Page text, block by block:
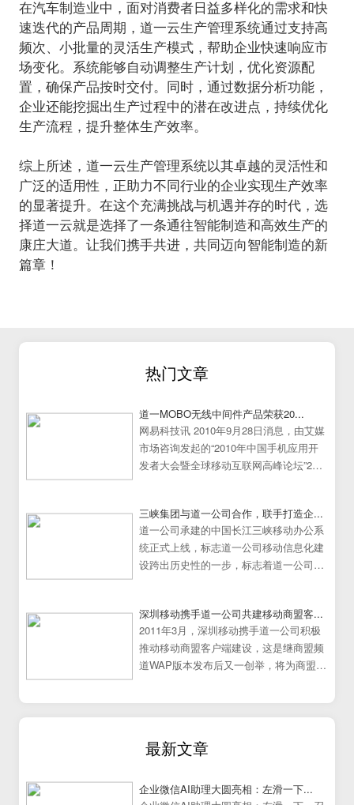
在汽车制造业中，面对消费者日益多样化的需求和快
速迭代的产品周期，道一云生产管理系统通过支持高
频次、小批量的灵活生产模式，帮助企业快速响应市
场变化。系统能够自动调整生产计划，优化资源配
置，确保产品按时交付。同时，通过数据分析功能，
企业还能挖掘出生产过程中的潜在改进点，持续优化
生产流程，提升整体生产效率。
综上所述，道一云生产管理系统以其卓越的灵活性和
广泛的适用性，正助力不同行业的企业实现生产效率
的显著提升。在这个充满挑战与机遇并存的时代，选
择道一云就是选择了一条通往智能制造和高效生产的
康庄大道。让我们携手共进，共同迈向智能制造的新
篇章！
热门文章
道一MOBO无线中间件产品荣获20...
网易科技讯 2010年9月28日消息，由艾媒
市场咨询发起的“2010年中国手机应用开
发者大会暨全球移动互联网高峰论坛”25
三峡集团与道一公司合作，联手打造企...
道一公司承建的中国长江三峡移动办公系
统正式上线，标志道一公司移动信息化建
设跨出历史性的一步，标志着道一公司移
深圳移动携手道一公司共建移动商盟客...
2011年3月，深圳移动携手道一公司积极
推动移动商盟客户端建设，这是继商盟频
道WAP版本发布后又一创举，将为商盟频
最新文章
企业微信AI助理大圆亮相：左滑一下...